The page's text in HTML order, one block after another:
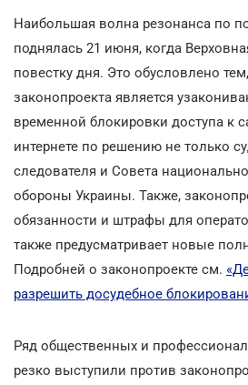
Наибольшая волна резонанса по
поднялась 21 июня, когда
повестку дня. Это обусловлено
законопроекта является
временной блокировки доступа к
интернете по решению не только
следователя и Совета
обороны Украины. Также,
обязанности и штрафы для
также предусматривает новые
Подробней о законопроекте см.
разрешить досудебное
Ряд общественных и
резко выступили против